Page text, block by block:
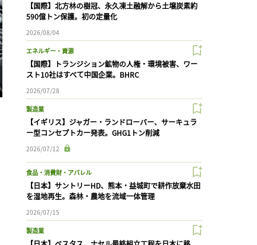
【国際】北方林の樹冠、永久凍土融解から土壌炭素約
590億トン保護。初の定量化
2026/08/04
エネルギー・資源
【国際】トランジション鉱物の人権・環境被害、ワー
スト10社はすべて中国企業。BHRC
2026/07/28
製造業
【イギリス】ジャガー・ランドローバー、サーキュラ
ー型コンセプトカー発表。GHG1トン削減
2026/07/12
食品・消費財・アパレル
【日本】サントリーHD、熊本・益城町で耕作放棄水田
を湿地再生。森林・農地を流域一体管理
2026/07/15
製造業